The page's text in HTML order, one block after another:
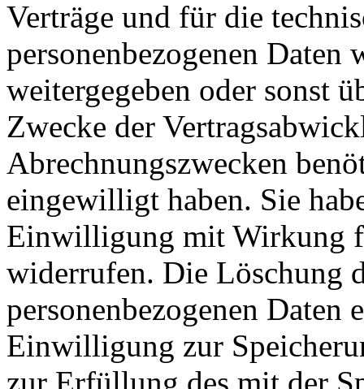
Verträge und für die
personenbezogenen Daten
weitergegeben oder sonst
Zwecke der
Abrechnungszwecken
eingewilligt haben. Sie
Einwilligung mit Wirkung
widerrufen. Die Löschung
personenbezogenen
Einwilligung zur